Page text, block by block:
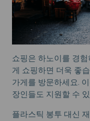
쇼핑은 하노이를 경
게 쇼핑하면 더욱 좋
가게를 방문하세요.
장인들도 지원할 수
플라스틱 봉투 대신